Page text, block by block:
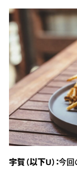
宇賀（以下U）：今回